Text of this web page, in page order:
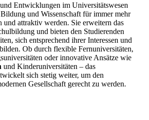
Entwicklungen im Universitätswesen
und Wissenschaft für immer mehr
und attraktiv werden. Sie erweitern das
und bieten den Studierenden
sich entsprechend ihrer Interessen und
Ob durch flexible Fernuniversitäten,
oder innovative Ansätze wie
und Kinderuniversitäten – das
sich stetig weiter, um den
Gesellschaft gerecht zu werden.